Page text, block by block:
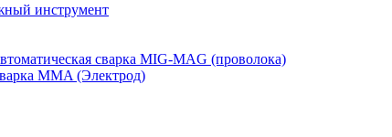
инструмент
сварка MIG-MAG (проволока)
MMA (Электрод)